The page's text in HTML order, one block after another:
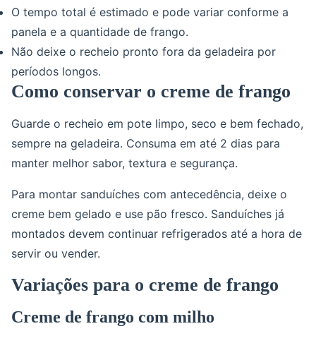
O tempo total é estimado e pode variar conforme a
panela e a quantidade de frango.
Não deixe o recheio pronto fora da geladeira por
períodos longos.
Como conservar o creme de frango
Guarde o recheio em pote limpo, seco e bem fechado,
sempre na geladeira. Consuma em até 2 dias para
manter melhor sabor, textura e segurança.
Para montar sanduíches com antecedência, deixe o
creme bem gelado e use pão fresco. Sanduíches já
montados devem continuar refrigerados até a hora de
servir ou vender.
Variações para o creme de frango
Creme de frango com milho